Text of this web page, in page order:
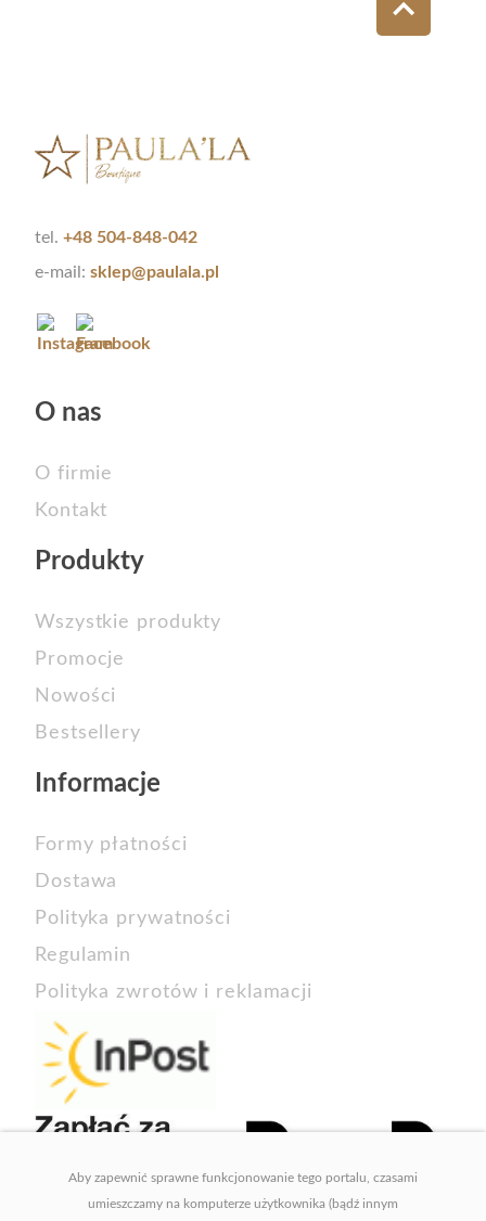
tel. +48 504-848-042
e-mail: sklep@paulala.pl
O nas
O firmie
Kontakt
Produkty
Wszystkie produkty
Promocje
Nowości
Bestsellery
Informacje
Formy płatności
Dostawa
Polityka prywatności
Regulamin
Polityka zwrotów i reklamacji
Aby zapewnić sprawne funkcjonowanie tego portalu, czasami
umieszczamy na komputerze użytkownika (bądź innym